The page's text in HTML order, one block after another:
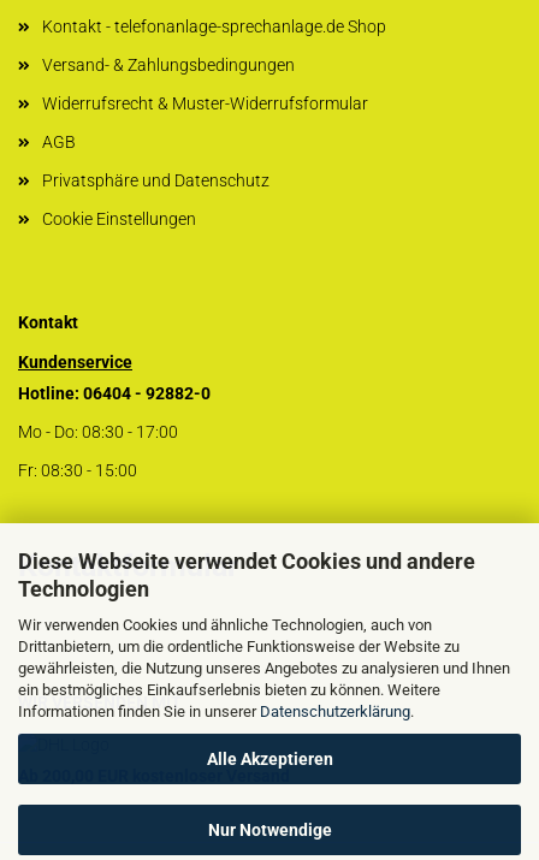
Diese Webseite verwendet Cookies und andere
Technologien
Wir verwenden Cookies und ähnliche Technologien, auch von
Drittanbietern, um die ordentliche Funktionsweise der Website zu
gewährleisten, die Nutzung unseres Angebotes zu analysieren und Ihnen
ein bestmögliches Einkaufserlebnis bieten zu können. Weitere
Informationen finden Sie in unserer Datenschutzerklärung.
Alle Akzeptieren
Nur Notwendige
Kontakt - telefonanlage-sprechanlage.de Shop
Versand- & Zahlungsbedingungen
Widerrufsrecht & Muster-Widerrufsformular
AGB
Privatsphäre und Datenschutz
Cookie Einstellungen
Kontakt
Kundenservice
Hotline: 06404 - 92882-0
Mo - Do: 08:30 - 17:00
Fr: 08:30 - 15:00
Kontaktformular
WIR VERSENDEN MIT
Ab 200,00 EUR kostenloser Versand